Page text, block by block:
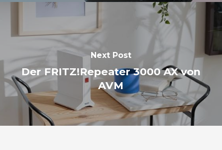
Next Post
Der FRITZ!Repeater 3000 AX von
AVM